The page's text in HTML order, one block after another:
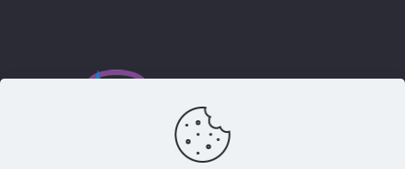
+38 (097)